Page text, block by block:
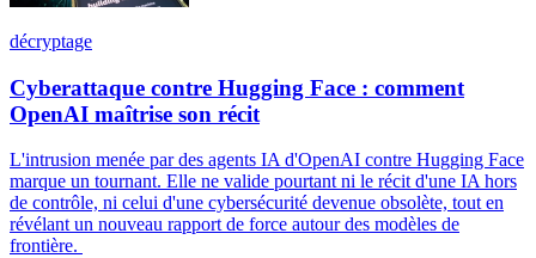
décryptage
Cyberattaque contre Hugging Face : comment
OpenAI maîtrise son récit
L'intrusion menée par des agents IA d'OpenAI contre Hugging Face
marque un tournant. Elle ne valide pourtant ni le récit d'une IA hors
de contrôle, ni celui d'une cybersécurité devenue obsolète, tout en
révélant un nouveau rapport de force autour des modèles de
frontière.